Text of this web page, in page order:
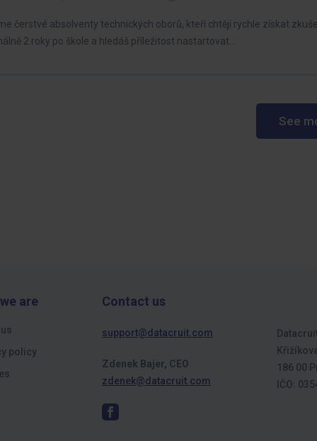
čerstvé absolventy technických oborů, kteří chtějí rychle získat
2 roky po škole a hledáš příležitost nastartovat…
See
are
policy
Contact us
support@datacruit.com
Zdenek Bajer, CEO
zdenek@datacruit.com
186 00
IČO: